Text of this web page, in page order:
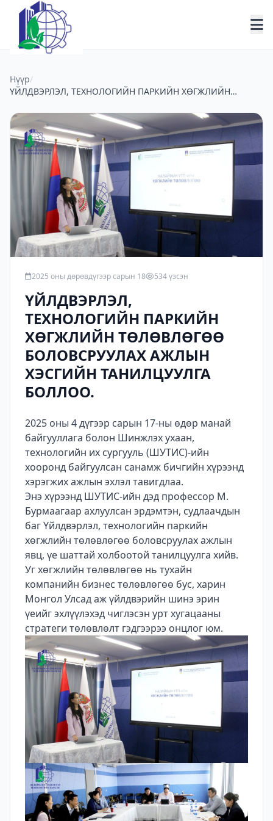
Нүүр/
ҮЙЛДВЭРЛЭЛ, ТЕХНОЛОГИЙН ПАРКИЙН ХӨГЖЛИЙН
ТАНИЛЦУУЛГА БОЛЛОО.
2025 оны дөрөвдүгээр сарын 18 534 үзсэн
ҮЙЛДВЭРЛЭЛ,
ТЕХНОЛОГИЙН ПАРКИЙН
ХӨГЖЛИЙН ТӨЛӨВЛӨГӨӨ
БОЛОВСРУУЛАХ АЖЛЫН
ХЭСГИЙН ТАНИЛЦУУЛГА
БОЛЛОО.
2025 оны 4 дүгээр сарын 17-ны өдөр манай
байгууллага болон Шинжлэх ухаан,
технологийн их сургууль (ШУТИС)-ийн
хооронд байгуулсан санамж бичгийн хүрээнд
хэрэгжих ажлын эхлэл тавигдлаа.
Энэ хүрээнд ШУТИС-ийн дэд профессор М.
Бурмаагаар ахлуулсан эрдэмтэн, судлаачдын
баг Үйлдвэрлэл, технологийн паркийн
хөгжлийн төлөвлөгөө боловсруулах ажлын
явц, үе шаттай холбоотой танилцуулга хийв.
Уг хөгжлийн төлөвлөгөө нь тухайн
компанийн бизнес төлөвлөгөө бус, харин
Монгол Улсад аж үйлдвэрийн шинэ эрин
үеийг эхлүүлэхэд чиглэсэн урт хугацааны
стратеги төлөвлөлт гэдгээрээ онцлог юм.